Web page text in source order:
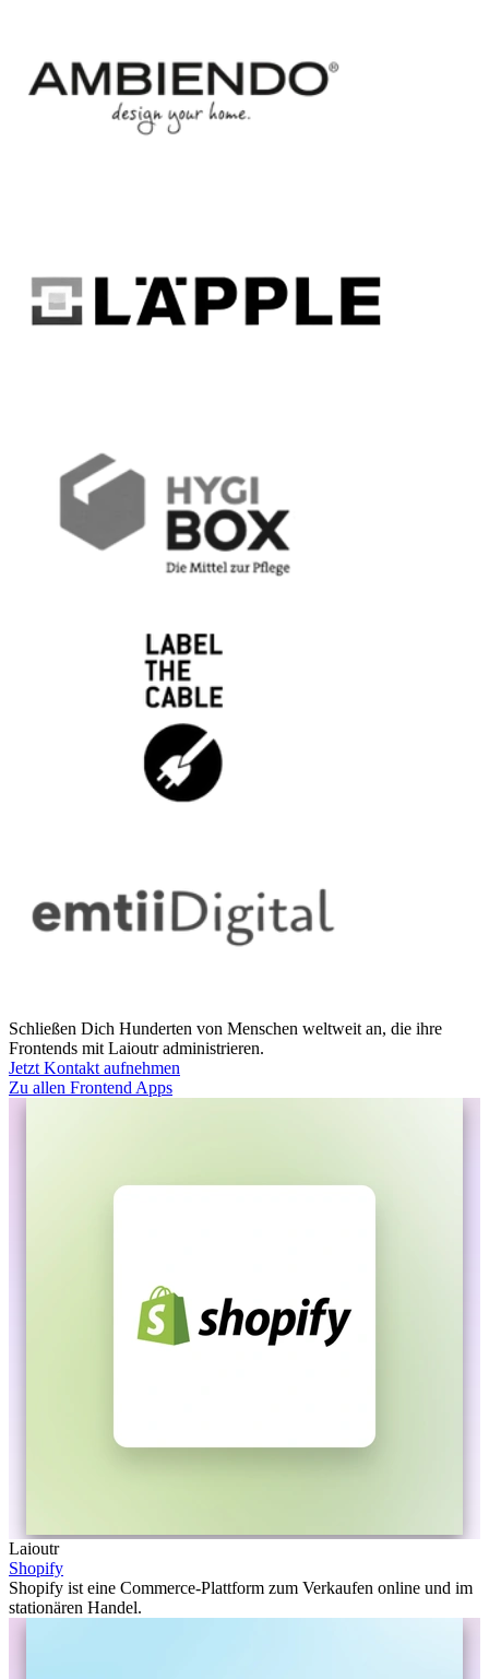
Schließen Dich Hunderten von Menschen weltweit an, die ihre
Frontends mit Laioutr administrieren.
Jetzt Kontakt aufnehmen
Zu allen Frontend Apps
Laioutr
Shopify
Shopify ist eine Commerce-Plattform zum Verkaufen online und im
stationären Handel.